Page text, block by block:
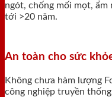
ngót, chống mối mọt, ẩm
tới >20 năm.
An toàn cho sức
Không chưa hàm lượng
công nghiệp truyền